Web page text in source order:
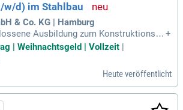
d) im Stahlbau
& Co. KG | Hamburg
Ausbildung zum Konstruktions-m
oder Meister oder eine verglei
Erfahrung im Bereich Stahlb
+
| Weihnachtsgeld | Vollzeit |
Heute veröffentlicht